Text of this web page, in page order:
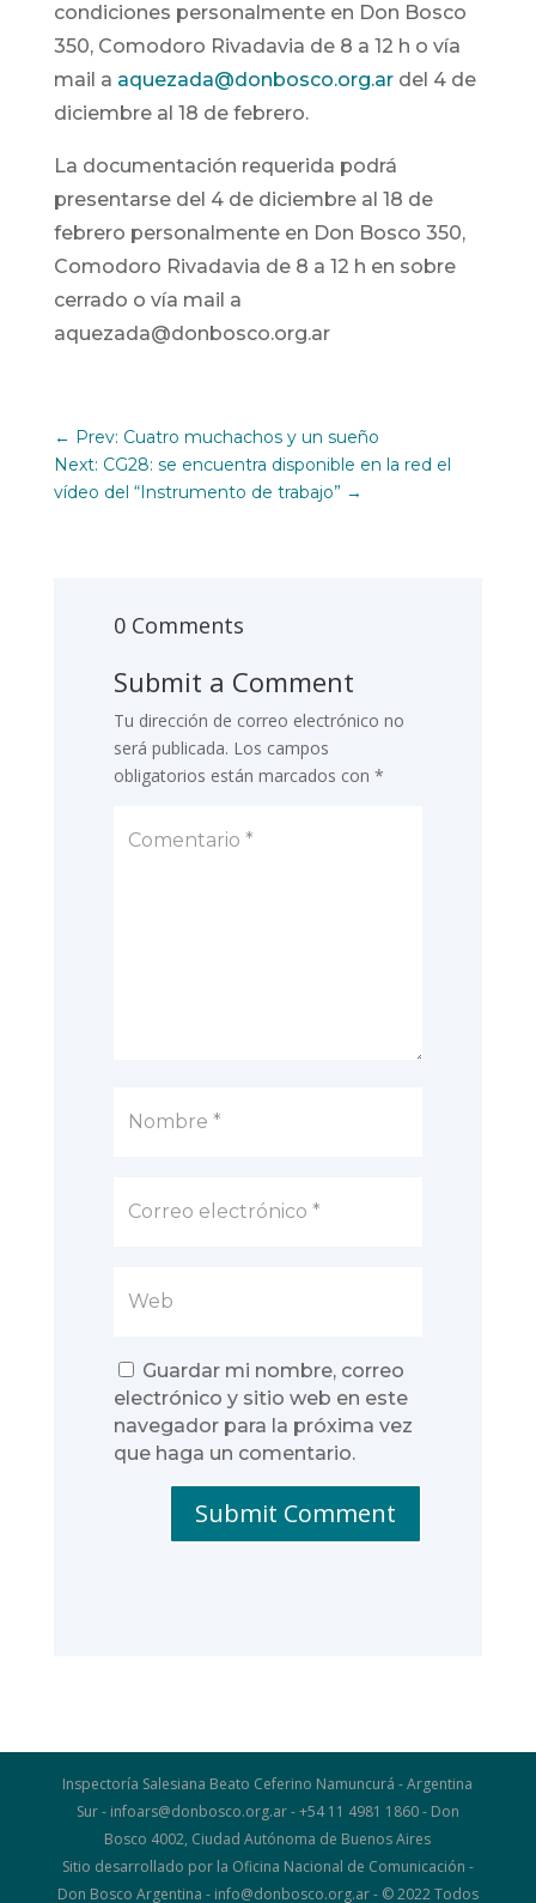
condiciones personalmente en Don Bosco
350, Comodoro Rivadavia de 8 a 12 h o vía
mail a aquezada@donbosco.org.ardel 4 de
diciembre al 18 de febrero.
La documentación requerida podrá
presentarse del 4 de diciembre al 18 de
febrero personalmente en Don Bosco 350,
Comodoro Rivadavia de 8 a 12 h en sobre
cerrado o vía mail a
aquezada@donbosco.org.ar
← Prev: Cuatro muchachos y un sueño
Next: CG28: se encuentra disponible en la red el
vídeo del “Instrumento de trabajo” →
0 Comments
Submit a Comment
Tu dirección de correo electrónico no
será publicada. Los campos
obligatorios están marcados con *
Guardar mi nombre, correo
electrónico y sitio web en este
navegador para la próxima vez
que haga un comentario.
Submit Comment
Inspectoría Salesiana Beato Ceferino Namuncurá - Argentina
Sur - infoars@donbosco.org.ar - +54 11 4981 1860 - Don
Bosco 4002, Ciudad Autónoma de Buenos Aires
Sitio desarrollado por la Oficina Nacional de Comunicación -
Don Bosco Argentina - info@donbosco.org.ar - © 2022 Todos